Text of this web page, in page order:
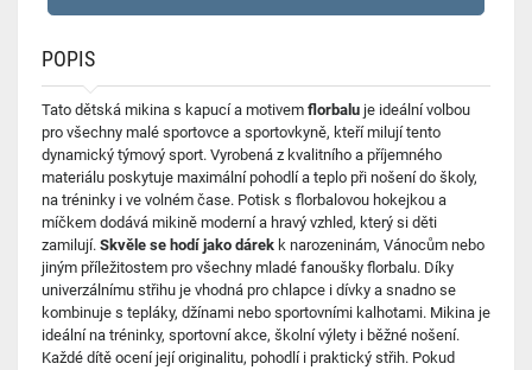
POPIS
Tato dětská mikina s kapucí a motivem florbalu je ideální volbou
pro všechny malé sportovce a sportovkyně, kteří milují tento
dynamický týmový sport. Vyrobená z kvalitního a příjemného
materiálu poskytuje maximální pohodlí a teplo při nošení do školy,
na tréninky i ve volném čase. Potisk s florbalovou hokejkou a
míčkem dodává mikině moderní a hravý vzhled, který si děti
zamilují. Skvěle se hodí jako dárek k narozeninám, Vánocům nebo
jiným příležitostem pro všechny mladé fanoušky florbalu. Díky
univerzálnímu střihu je vhodná pro chlapce i dívky a snadno se
kombinuje s tepláky, džínami nebo sportovními kalhotami. Mikina je
ideální na tréninky, sportovní akce, školní výlety i běžné nošení.
Každé dítě ocení její originalitu, pohodlí i praktický střih. Pokud